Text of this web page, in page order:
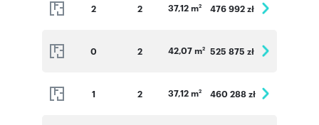
2 2 37,12 m2 476 992 zł
0 2 42,07 m2 525 875 zł
1 2 37,12 m2 460 288 zł